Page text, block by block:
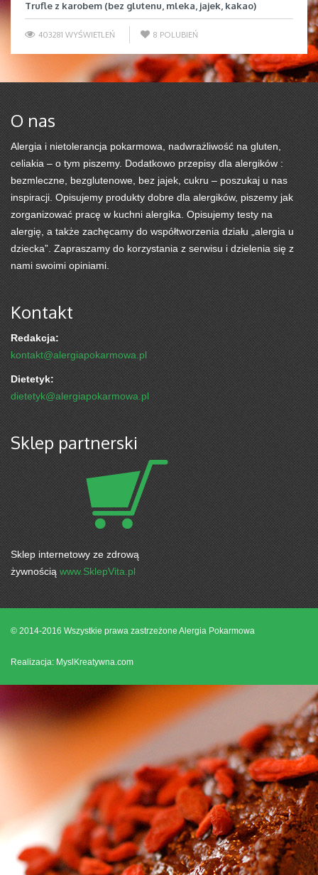
Trufle z karobem (bez glutenu, mleka, jajek, kakao)
403281 WYŚWIETLEŃ 8 POLUBIEŃ
O nas
Alergia i nietolerancja pokarmowa, nadwrażliwość na gluten,
celiakia – o tym piszemy. Dodatkowo przepisy dla alergików :
bezmleczne, bezglutenowe, bez jajek, cukru – poszukaj u nas
inspiracji. Opisujemy produkty dobre dla alergików, piszemy jak
zorganizować pracę w kuchni alergika. Opisujemy testy na
alergię, a także zachęcamy do współtworzenia działu „alergia u
dziecka”. Zapraszamy do korzystania z serwisu i dzielenia się z
nami swoimi opiniami.
Kontakt
Redakcja:
kontakt@alergiapokarmowa.pl
Dietetyk:
dietetyk@alergiapokarmowa.pl
Sklep partnerski
Sklep internetowy ze zdrową
żywnością www.SklepVita.pl
© 2014-2016 Wszystkie prawa zastrzeżone Alergia Pokarmowa
Realizacja: MyslKreatywna.com